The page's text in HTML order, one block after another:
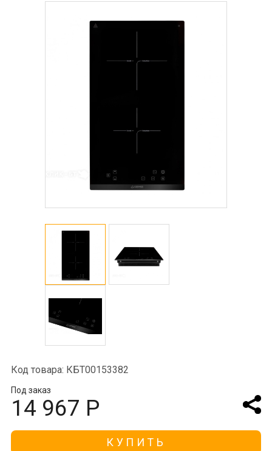
Код товара: КБТ00153382
Под заказ
14 967 Р
КУПИТЬ